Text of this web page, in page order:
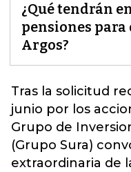
¿Qué tendrán
pensiones para
Argos?
Tras la solicitud
junio por los
Grupo de
(Grupo Sura)
extraordinaria de